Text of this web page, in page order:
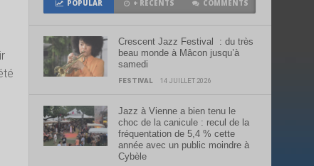
POPULAR + RÉCENTS COMMENTS
Crescent Jazz Festival : du très
beau monde à Mâcon jusqu’à
samedi
FESTIVAL 14 JUILLET 2026
Jazz à Vienne a bien tenu le
choc de la canicule : recul de la
fréquentation de 5,4 % cette
année avec un public moindre à
Cybèle